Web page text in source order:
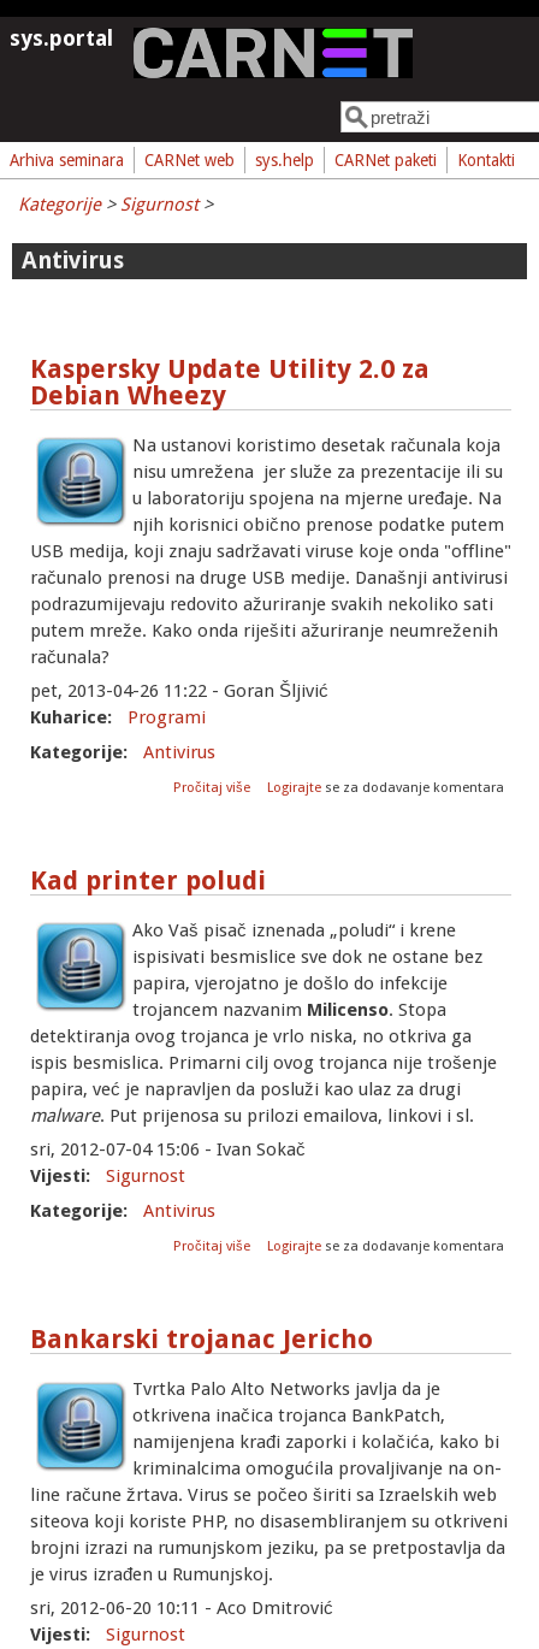
Skoči na glavni sadržaj
sys.portal
Obrazac pretrage
Pretraga
Arhiva seminara CARNet web sys.help CARNet paketi Kontakti
Kategorije> Sigurnost>
Antivirus
Kaspersky Update Utility 2.0 za
Debian Wheezy
Na ustanovi koristimo desetak računala koja
nisu umrežena jer služe za prezentacije ili su
u laboratoriju spojena na mjerne uređaje. Na
njih korisnici obično prenose podatke putem
USB medija, koji znaju sadržavati viruse koje onda "offline"
računalo prenosi na druge USB medije. Današnji antivirusi
podrazumijevaju redovito ažuriranje svakih nekoliko sati
putem mreže. Kako onda riješiti ažuriranje neumreženih
računala?
pet, 2013-04-26 11:22 - Goran Šljivić
Kuharice:
Programi
Kategorije:
Antivirus
Pročitaj više
o Kaspersky Update Utility 2.0 za Debian
Logirajte se za dodavanje komentara
Kad printer poludi
Ako Vaš pisač iznenada „poludi“ i krene
ispisivati besmislice sve dok ne ostane bez
papira, vjerojatno je došlo do infekcije
trojancem nazvanim Milicenso. Stopa
detektiranja ovog trojanca je vrlo niska, no otkriva ga
ispis besmislica. Primarni cilj ovog trojanca nije trošenje
papira, već je napravljen da posluži kao ulaz za drugi
malware. Put prijenosa su prilozi emailova, linkovi i sl.
sri, 2012-07-04 15:06 - Ivan Sokač
Vijesti:
Sigurnost
Kategorije:
Antivirus
Pročitaj više o Kad printer poludi
Logirajte se za dodavanje komentara
Bankarski trojanac Jericho
Tvrtka Palo Alto Networks javlja da je
otkrivena inačica trojanca BankPatch,
namijenjena krađi zaporki i kolačića, kako bi
kriminalcima omogućila provaljivanje na on-
line račune žrtava. Virus se počeo širiti sa Izraelskih web
siteova koji koriste PHP, no disasembliranjem su otkriveni
brojni izrazi na rumunjskom jeziku, pa se pretpostavlja da
je virus izrađen u Rumunjskoj.
sri, 2012-06-20 10:11 - Aco Dmitrović
Vijesti:
Sigurnost